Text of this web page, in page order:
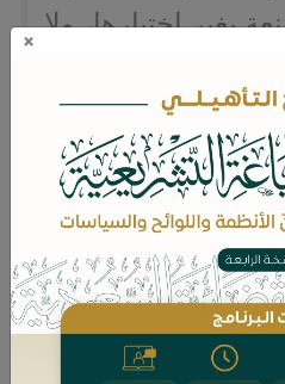
بغير اختيارها، ولا
في ساحة الفكر
ثلمة كبيرة حارت
فيا عقول، وتشعبت
أهواء، واستغلها
×